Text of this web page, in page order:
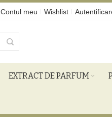
Contul meu Wishlist
EXTRACT DE PARFUM